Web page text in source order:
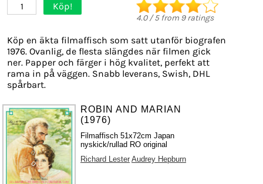
1 Köp!
4.0/5from 9ratings
Köp en äkta filmaffisch som satt utanför biografen
1976. Ovanlig, de flesta slängdes när filmen gick
ner. Papper och färger i hög kvalitet, perfekt att
rama in på väggen. Snabb leverans, Swish, DHL
spårbart.
ROBIN AND MARIAN
(1976)
Filmaffisch 51x72cm Japan
nyskick/rullad RO original
Richard Lester Audrey Hepburn